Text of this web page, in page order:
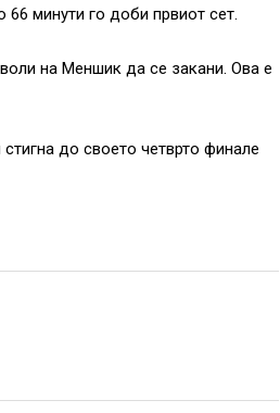
66 минути го доби првиот сет.
на Меншик да се закани. Ова е
до своето четврто финале